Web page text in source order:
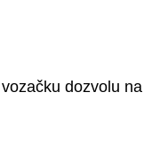
dozvolu na